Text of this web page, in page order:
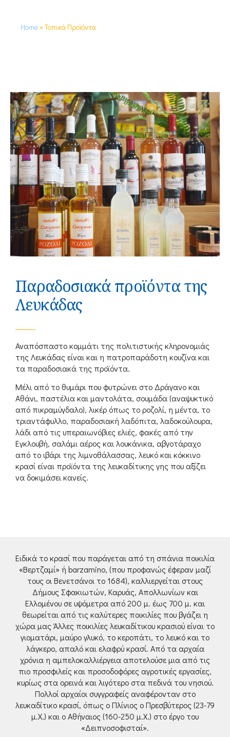
Home »Τοπικά Προϊόντα
Παραδοσιακά προϊόντα της
Λευκάδας
Αναπόσπαστο κομμάτι της πολιτιστικής κληρονομιάς
της Λευκάδας είναι και η πατροπαράδοτη κουζίνα και
τα παραδοσιακά της προϊόντα.
Μέλι από το θυμάρι που φυτρώνει στο Δράγανο και
Αθάνι, παστέλια και μαντολάτα, σουμάδα (αναψυκτικό
από πικραμύγδαλο), λικέρ όπως το ροζολί, η μέντα, το
τριαντάφυλλο, παραδοσιακή λαδόπιτα, λαδοκούλουρα,
λάδι από τις υπεραιωνόβιες ελιές, φακές από την
Εγκλουβή, σαλάμι αέρος και λουκάνικα, αβγοτάραχο
από το ιβάρι της λιμνοθάλασσας, λευκό και κόκκινο
κρασί είναι προϊόντα της λευκαδίτικης γης που αξίζει
να δοκιμάσει κανείς.
Ειδικά το κρασί που παράγεται από τη σπάνια ποικιλία
«Βερτζαμί» ή barzamino, (που προφανώς έφεραν μαζί
τους οι Βενετσάνοι το 1684), καλλιεργείται στους
Δήμους Σφακιωτών, Καρυάς, Απολλωνίων και
Ελλομένου σε υψόμετρα από 200 μ. έως 700 μ. και
θεωρείται από τις καλύτερες ποικιλίες που βγάζει η
χώρα μας Άλλες ποικιλίες λευκαδίτικου κρασιού είναι το
γιοματάρι, μαύρο γλυκό, το κεροπάτι, το λευκό και το
λάγκερο, απαλό και ελαφρύ κρασί. Από τα αρχαία
χρόνια η αμπελοκαλλιέργεια αποτελούσε μια από τις
πιο προσφιλείς και προσοδοφόρες αγροτικές εργασίες,
κυρίως στα ορεινά και λιγότερο στα πεδινά του νησιού.
Πολλοί αρχαίοι συγγραφείς αναφέρονταν στο
λευκαδίτικο κρασί, όπως ο Πλίνιος ο Πρεσβύτερος (23-79
μ.Χ.) και ο Αθήναιος (160-250 μ.Χ.) στο έργο του
«Δειπνοσοφισταί».